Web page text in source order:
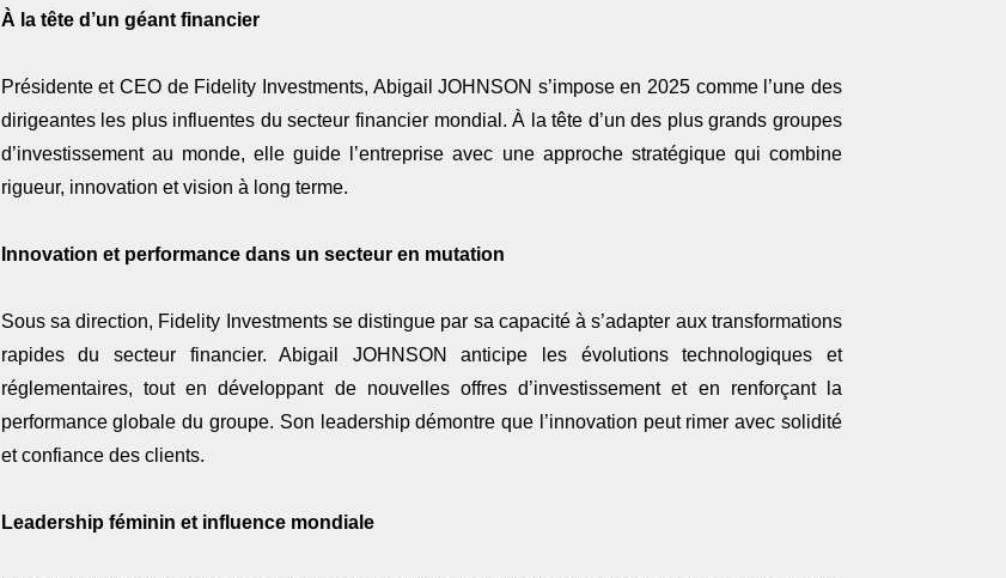
À la tête d’un géant financier
Présidente et CEO de Fidelity Investments, Abigail JOHNSON s’impose en 2025 comme l’une des
dirigeantes les plus influentes du secteur financier mondial. À la tête d’un des plus grands groupes
d’investissement au monde, elle guide l’entreprise avec une approche stratégique qui combine
rigueur, innovation et vision à long terme.
Innovation et performance dans un secteur en mutation
Sous sa direction, Fidelity Investments se distingue par sa capacité à s’adapter aux transformations
rapides du secteur financier. Abigail JOHNSON anticipe les évolutions technologiques et
réglementaires, tout en développant de nouvelles offres d’investissement et en renforçant la
performance globale du groupe. Son leadership démontre que l’innovation peut rimer avec solidité
et confiance des clients.
Leadership féminin et influence mondiale